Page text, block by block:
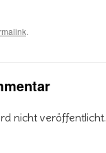
.
nicht veröffentlicht.